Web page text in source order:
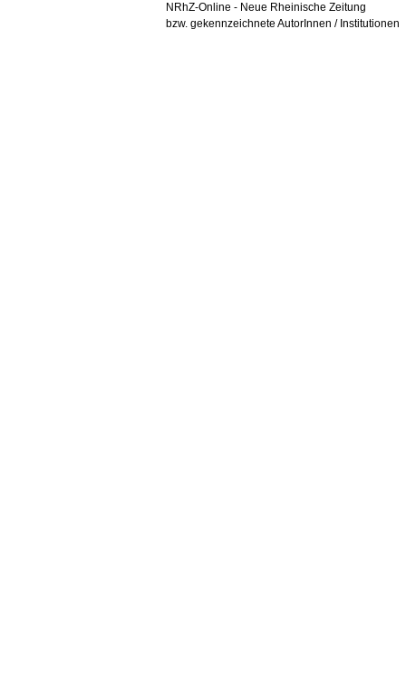
NRhZ-Online - Neue Rheinische Zeitung
bzw. gekennzeichnete AutorInnen / Institutionen